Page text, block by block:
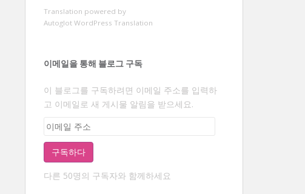
Translation powered by
Autoglot WordPress Translation
이메일을 통해 블로그 구독
이 블로그를 구독하려면 이메일 주소를 입력하
고 이메일로 새 게시물 알림을 받으세요.
이
주
소
구독하다
다른 50명의 구독자와 함께하세요